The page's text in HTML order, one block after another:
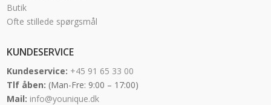
Butik
Ofte stillede spørgsmål
KUNDESERVICE
Kundeservice: +45 91 65 33 00
Tlf åben: (Man-Fre: 9:00 – 17:00)
Mail: info@younique.dk